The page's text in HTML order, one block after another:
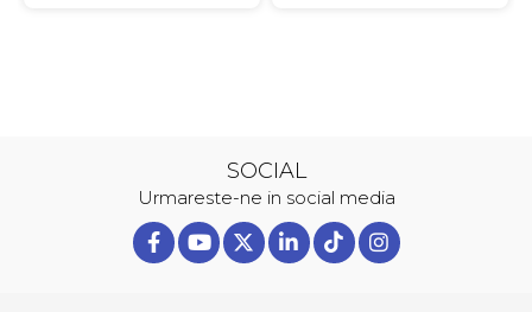
SOCIAL
Urmareste-ne in social media